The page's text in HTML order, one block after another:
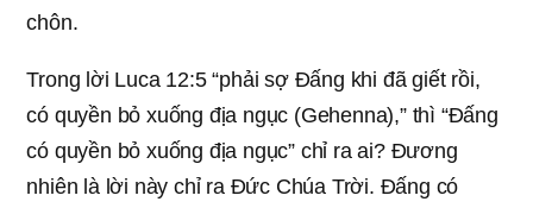
chôn.
Trong lời Luca 12:5 “phải sợ Đấng khi đã giết rồi,
có quyền bỏ xuống địa ngục (Gehenna),” thì “Đấng
có quyền bỏ xuống địa ngục” chỉ ra ai? Đương
nhiên là lời này chỉ ra Đức Chúa Trời. Đấng có